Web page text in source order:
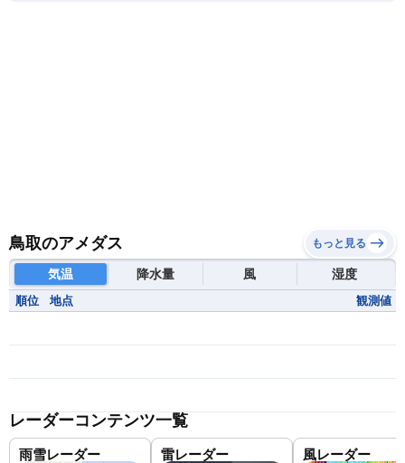
鳥取のアメダス もっと見る
気温 降水量 風 湿度
順位 地点 観測値
レーダーコンテンツ一覧
雨雪レーダー 雷レーダー 風レーダー